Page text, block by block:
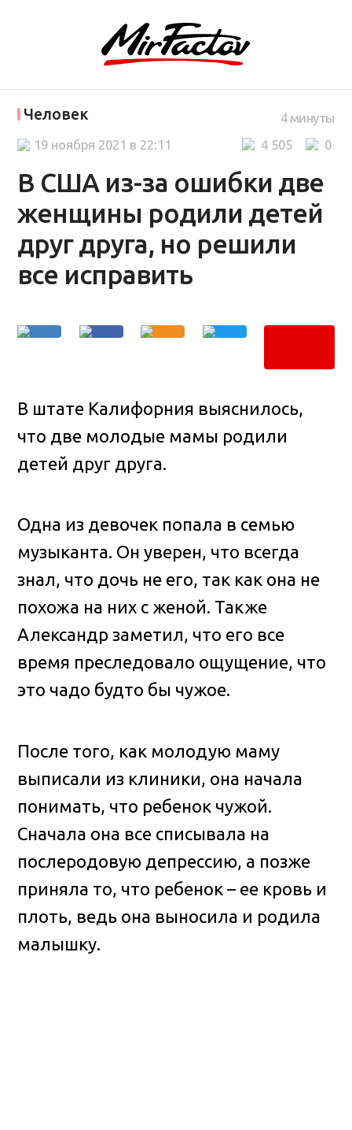
Человек
В США из-за ошибки две
женщины родили детей
друг друга, но решили
все исправить
4 минуты
0
4 505
19 ноября 2021 в 22:11
В штате Калифорния выяснилось,
что две молодые мамы родили
детей друг друга.
Одна из девочек попала в семью
музыканта. Он уверен, что всегда
знал, что дочь не его, так как она не
похожа на них с женой. Также
Александр заметил, что его все
время преследовало ощущение, что
это чадо будто бы чужое.
После того, как молодую маму
выписали из клиники, она начала
понимать, что ребенок чужой.
Сначала она все списывала на
послеродовую депрессию, а позже
приняла то, что ребенок – ее кровь и
плоть, ведь она выносила и родила
малышку.